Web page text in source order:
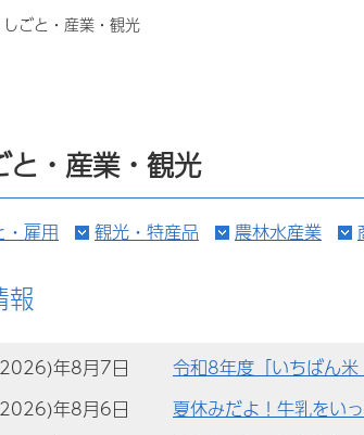
ごと・産業・観光
と・産業・観光
・雇用 観光・特産品 農林水産業
報
年8月7日
令和8年度「いちばん
年8月6日
夏休みだよ！牛乳をい